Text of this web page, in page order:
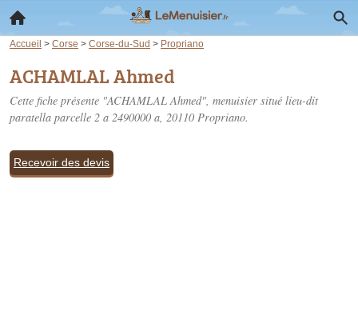
Accueil > Corse > Corse-du-Sud > Propriano
ACHAMLAL Ahmed
Cette fiche présente "ACHAMLAL Ahmed", menuisier situé lieu-dit
paratella parcelle 2 a 2490000 a, 20110 Propriano.
Recevoir des devis